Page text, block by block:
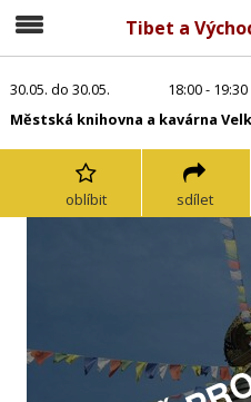
Tibet a
30.05. do 30.05.
18:00 - 19:30
Městská knihovna a kavárna
oblíbit sdílet